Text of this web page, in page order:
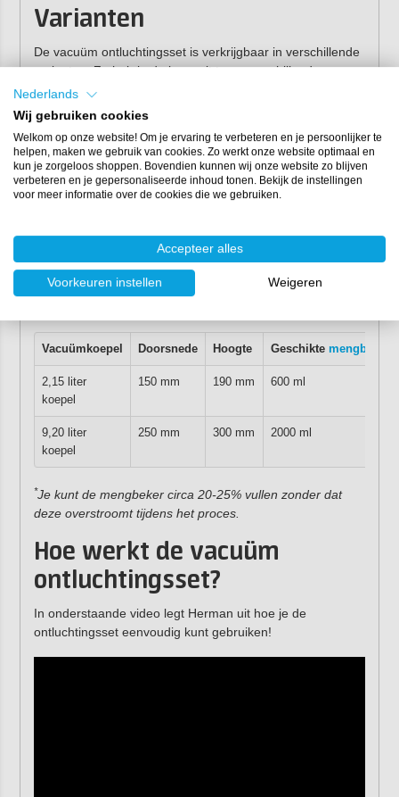
Varianten
De vacuüm ontluchtingsset is verkrijgbaar in verschillende
varianten. Zo heb je de keus uit twee verschillende
vacuümpompen en twee verschillende maten
vacuümkoepels.
BILTEC Vacuümpomp (standaard)
Een eenvoudige pomp met een capaciteit van 2,5
m3/h.
(vacuümmeter) om zo de behaalde druk nauwkeurig
te registreren. Bovendien heeft deze pomp een klep
die sluit als de pomp wordt uitgezet. Dit voorkomt dat
olie uit de pomp de slang in kan lopen. Deze pomp
Vacuümkoepel Doorsnede Hoogte Geschikte mengbeker
2,15 liter
koepel
150 mm 190 mm 600 ml
9,20 liter
koepel
250 mm 300 mm 2000 ml
*Je kunt de mengbeker circa 20-25% vullen zonder dat
deze overstroomt tijdens het proces.
Hoe werkt de vacuüm
ontluchtingsset?
In onderstaande video legt Herman uit hoe je de
ontluchtingsset eenvoudig kunt gebruiken!
Nederlands
Wij gebruiken cookies
Welkom op onze website! Om je ervaring te verbeteren en je persoonlijker te
helpen, maken we gebruik van cookies. Zo werkt onze website optimaal en
kun je zorgeloos shoppen. Bovendien kunnen wij onze website zo blijven
verbeteren en je gepersonaliseerde inhoud tonen. Bekijk de instellingen
voor meer informatie over de cookies die we gebruiken.
Accepteer alles
Voorkeuren instellen Weigeren